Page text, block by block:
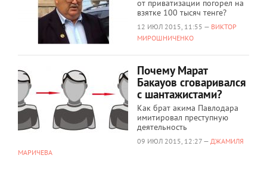
от приватизации погорел на
взятке 100 тысяч тенге?
12 ИЮЛ 2015, 11:55 — ВИКТОР
МИРОШНИЧЕНКО
Почему Марат
Бакауов сговаривался
с шантажистами?
Как брат акима Павлодара
имитировал преступную
деятельность
09 ИЮЛ 2015, 12:27 — ДЖАМИЛЯ
МАРИЧЕВА